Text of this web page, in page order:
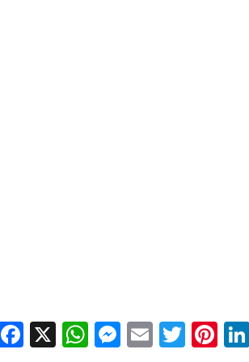
Facebook
X WhatsApp
Messenger
Email